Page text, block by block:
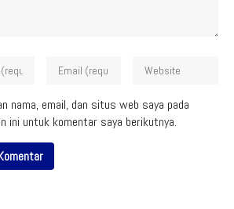
nama, email, dan situs web saya pada
ini untuk komentar saya berikutnya.